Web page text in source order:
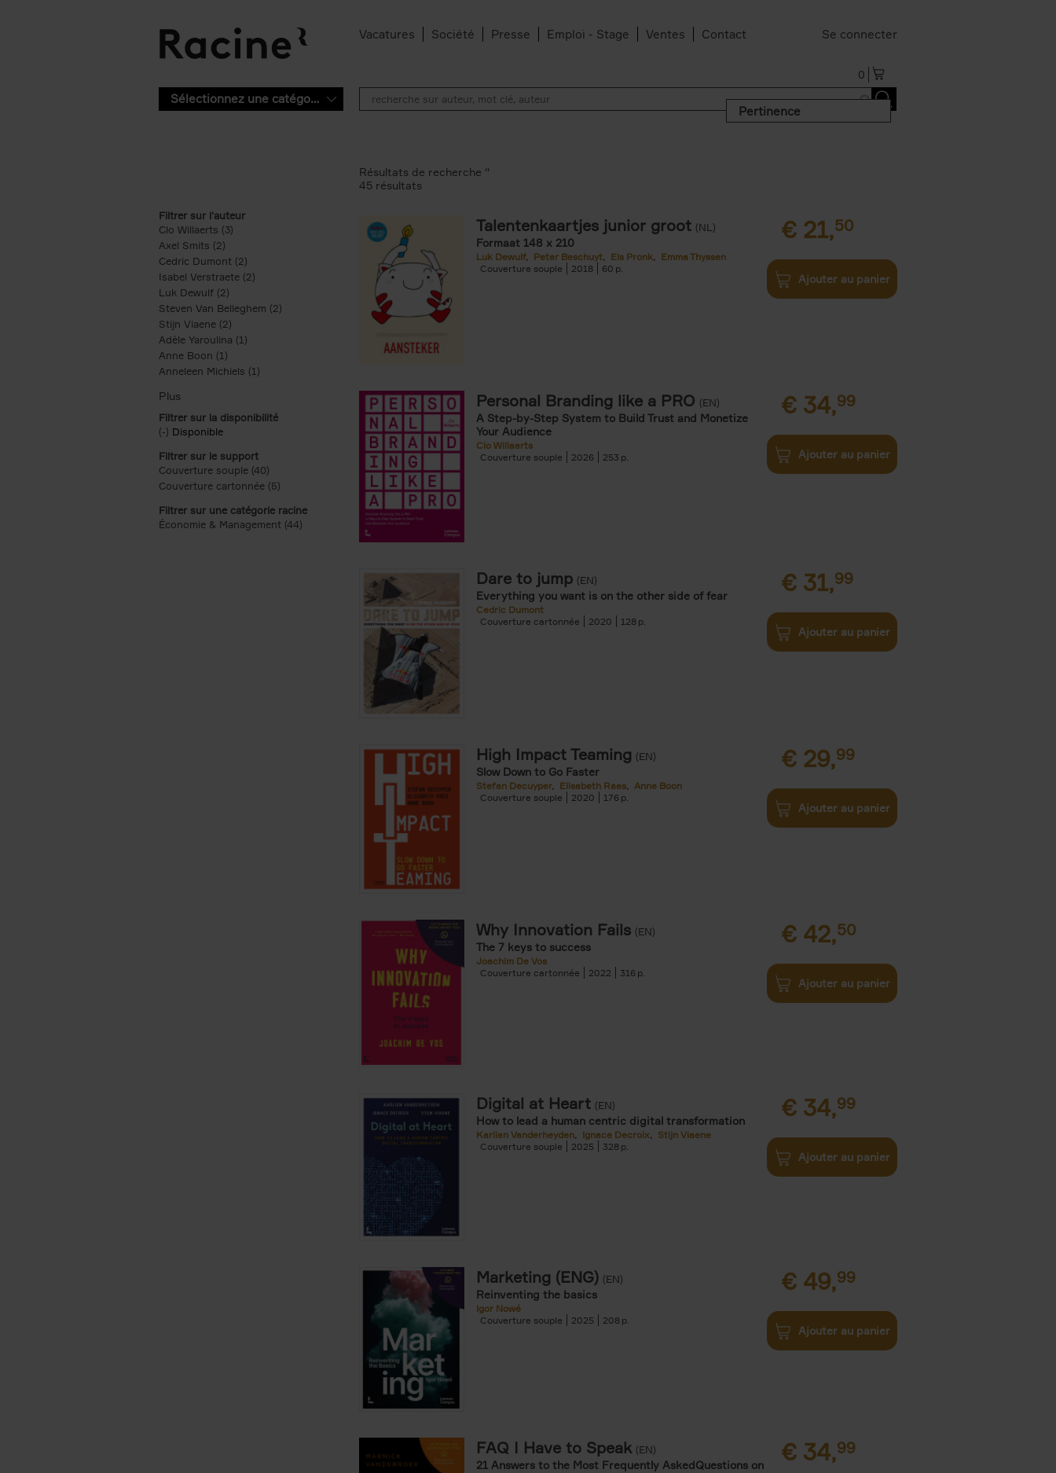
Vacatures Société Presse Emploi - Stage Ventes Contact Se connecter
0
Sélectionnez une catégorie
Pertinence
Filtrer sur l'auteur
Clo Willaerts (3)
Axel Smits (2)
Cedric Dumont (2)
Isabel Verstraete (2) Apply Isabel Verstraete filter
Luk Dewulf (2)
Steven Van Belleghem (2) Apply Steven Van Belleghem filter
Stijn Viaene (2)
Adèle Yaroulina (1)
Anne Boon (1)
Anneleen Michiels (1)
Filtrer sur la disponibilité
(-) Remove Disponible filter
Disponible
Filtrer sur le support
Couverture souple (40) Apply Couverture souple filter
Couverture cartonnée (5) Apply Couverture cartonnée filter
Filtrer sur une catégorie racine
Économie & Management (44) Apply Économie & Management filter
Résultats de recherche ''
45 résultats
Talentenkaartjes junior groot (NL)
Formaat 148 x 210
Luk Dewulf Peter Beschuyt Els Pronk
Emma Thyssen
Couverture souple
2018 60
€ 21,50
Ajouter au panier
Personal Branding like a PRO (EN)
A Step-by-Step System to Build Trust and Monetize
Your Audience
Clo Willaerts
Couverture souple
2026 253
€ 34,99
Ajouter au panier
Dare to jump (EN)
Everything you want is on the other side of fear
Cedric Dumont
Couverture cartonnée
2020 128
€ 31,99
Ajouter au panier
High Impact Teaming (EN)
Slow Down to Go Faster
Stefan Decuyper Elisabeth Raes
Anne Boon
Couverture souple
2020 176
€ 29,99
Ajouter au panier
Why Innovation Fails (EN)
The 7 keys to success
Joachim De Vos
Couverture cartonnée
2022 316
€ 42,50
Ajouter au panier
Digital at Heart (EN)
How to lead a human centric digital transformation
Karlien Vanderheyden Ignace Decroix
Stijn Viaene
Couverture souple
2025 328
€ 34,99
Ajouter au panier
Marketing (ENG) (EN)
Reinventing the basics
Igor Nowé
Couverture souple
2025 208
€ 49,99
Ajouter au panier
FAQ I Have to Speak (EN)
21 Answers to the Most Frequently AskedQuestions on
€ 34,99